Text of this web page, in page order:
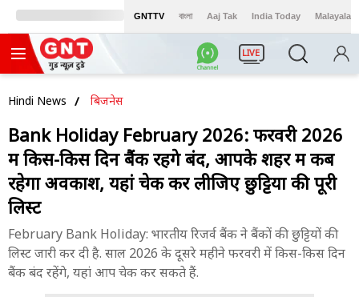
GNTTV বাংলা Aaj Tak India Today Malayalam
LIVE
Hindi News बिजनेस
Bank Holiday February 2026: फरवरी 2026
में किस-किस दिन बैंक रहेंगे बंद, आपके शहर में कब
रहेगा अवकाश, यहां चेक कर लीजिए छुट्टियों की पूरी
लिस्ट
February Bank Holiday: भारतीय रिजर्व बैंक ने बैंकों की छुट्टियों की
लिस्ट जारी कर दी है. साल 2026 के दूसरे महीने फरवरी में किस-किस दिन
बैंक बंद रहेंगे, यहां आप चेक कर सकते हैं.